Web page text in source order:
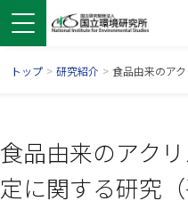
トップ > 研究紹介 > 食品由来のア
食品由来のアク
定に関する研究（